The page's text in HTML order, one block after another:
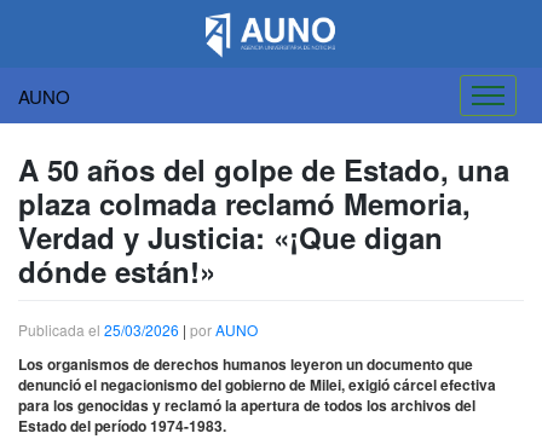
AUNO
contenido
A 50 años del golpe de Estado, una
plaza colmada reclamó Memoria,
Verdad y Justicia: «¡Que digan
dónde están!»
Publicada el 25/03/2026 | porAUNO
Los organismos de derechos humanos leyeron un documento que
denunció el negacionismo del gobierno de Milei, exigió cárcel efectiva
para los genocidas y reclamó la apertura de todos los archivos del
Estado del período 1974-1983.